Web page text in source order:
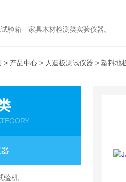
验箱，家具木材检测类实验仪器。
> 产品中心 > 人造板测试仪器 > 塑料地
验机